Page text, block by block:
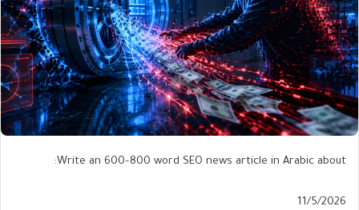
Write an 600–800 word SEO news article in Arabic about:
Published
11/5/2026